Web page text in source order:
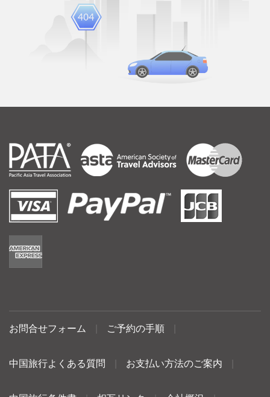
お問合せフォーム ご予約の手順
中国旅行よくある質問 お支払い方法のご案内